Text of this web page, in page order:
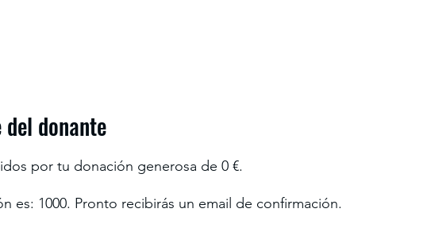
del donante
por tu donación generosa de 0 €.
es: 1000. Pronto recibirás un email de confirmación.